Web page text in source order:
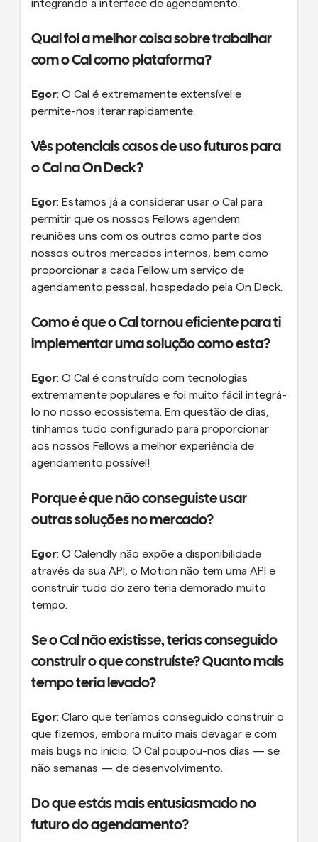
integrando a interface de agendamento.
Qual foi a melhor coisa sobre trabalhar
com o Cal como plataforma?
Egor: O Cal é extremamente extensível e
permite-nos iterar rapidamente.
Vês potenciais casos de uso futuros para
o Cal na On Deck?
Egor: Estamos já a considerar usar o Cal para
permitir que os nossos Fellows agendem
reuniões uns com os outros como parte dos
nossos outros mercados internos, bem como
proporcionar a cada Fellow um serviço de
agendamento pessoal, hospedado pela On Deck.
Como é que o Cal tornou eficiente para ti
implementar uma solução como esta?
Egor: O Cal é construído com tecnologias
extremamente populares e foi muito fácil integrá-
lo no nosso ecossistema. Em questão de dias,
tínhamos tudo configurado para proporcionar
aos nossos Fellows a melhor experiência de
agendamento possível!
Porque é que não conseguiste usar
outras soluções no mercado?
Egor: O Calendly não expõe a disponibilidade
através da sua API, o Motion não tem uma API e
construir tudo do zero teria demorado muito
tempo.
Se o Cal não existisse, terias conseguido
construir o que construíste? Quanto mais
tempo teria levado?
Egor: Claro que teríamos conseguido construir o
que fizemos, embora muito mais devagar e com
mais bugs no início. O Cal poupou-nos dias — se
não semanas — de desenvolvimento.
Do que estás mais entusiasmado no
futuro do agendamento?